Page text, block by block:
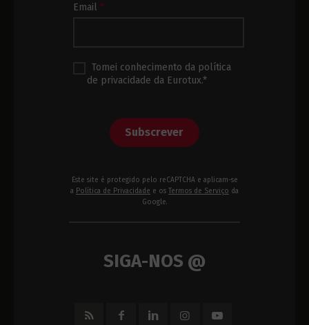
Email*
Tomei conhecimento da política
de privacidade da Eurotux.*
Subscrever
Este site é protegido pelo reCAPTCHA e aplicam-se
a Política de Privacidade e os Termos de Serviço da
Google.
SIGA-NOS @